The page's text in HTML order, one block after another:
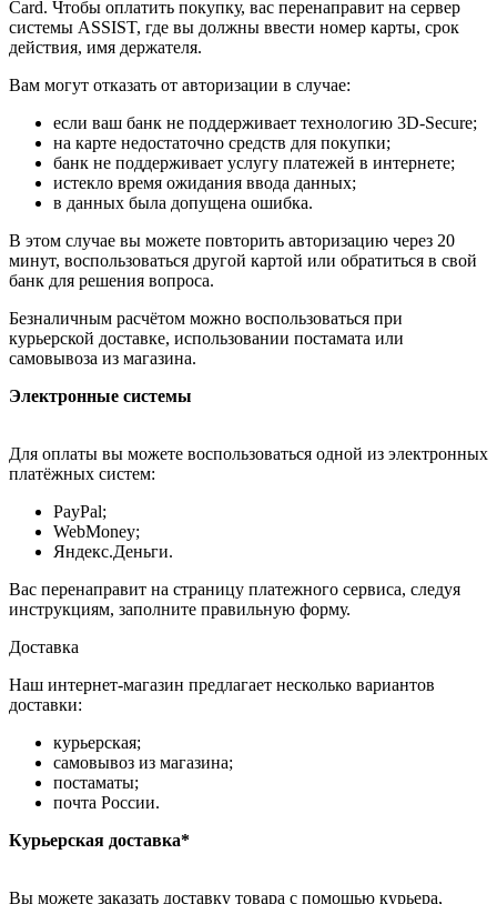
Card. Чтобы оплатить покупку, вас перенаправит на сервер
системы ASSIST, где вы должны ввести номер карты, срок
действия, имя держателя.
Вам могут отказать от авторизации в случае:
если ваш банк не поддерживает технологию 3D-Secure;
на карте недостаточно средств для покупки;
банк не поддерживает услугу платежей в интернете;
истекло время ожидания ввода данных;
в данных была допущена ошибка.
В этом случае вы можете повторить авторизацию через 20
минут, воспользоваться другой картой или обратиться в свой
банк для решения вопроса.
Безналичным расчётом можно воспользоваться при
курьерской доставке, использовании постамата или
самовывоза из магазина.
Электронные системы
Для оплаты вы можете воспользоваться одной из электронных
платёжных систем:
PayPal;
WebMoney;
Яндекс.Деньги.
Вас перенаправит на страницу платежного сервиса, следуя
инструкциям, заполните правильную форму.
Доставка
Наш интернет-магазин предлагает несколько вариантов
доставки:
курьерская;
самовывоз из магазина;
постаматы;
почта России.
Курьерская доставка*
Вы можете заказать доставку товара с помощью курьера,